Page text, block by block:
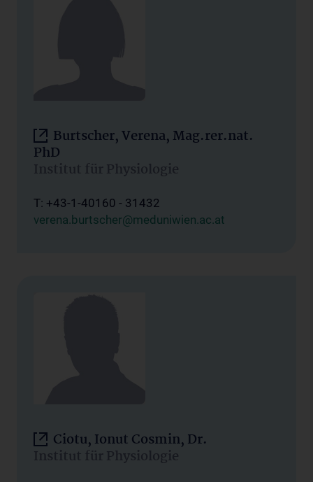
Burtscher, Verena, Mag.rer.nat.
PhD
Institut für Physiologie
T: +43-1-40160 - 31432
verena.burtscher@meduniwien.ac.at
Ciotu, Ionut Cosmin, Dr.
Institut für Physiologie